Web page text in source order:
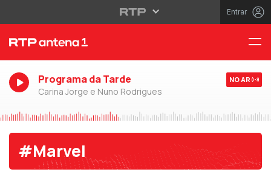
Entrar
Programa da Tarde
Carina Jorge e Nuno Rodrigues
NO AR
#Marvel